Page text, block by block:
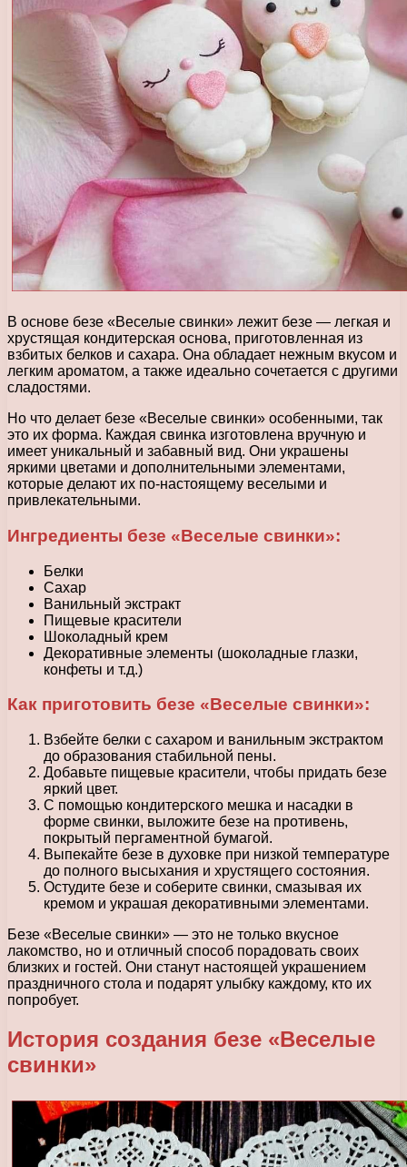
В основе безе «Веселые свинки» лежит безе — легкая и
хрустящая кондитерская основа, приготовленная из
взбитых белков и сахара. Она обладает нежным вкусом и
легким ароматом, а также идеально сочетается с другими
сладостями.
Но что делает безе «Веселые свинки» особенными, так
это их форма. Каждая свинка изготовлена вручную и
имеет уникальный и забавный вид. Они украшены
яркими цветами и дополнительными элементами,
которые делают их по-настоящему веселыми и
привлекательными.
Ингредиенты безе «Веселые свинки»:
Белки
Сахар
Ванильный экстракт
Пищевые красители
Шоколадный крем
Декоративные элементы (шоколадные глазки,
конфеты и т.д.)
Как приготовить безе «Веселые свинки»:
Взбейте белки с сахаром и ванильным экстрактом
до образования стабильной пены.
Добавьте пищевые красители, чтобы придать безе
яркий цвет.
С помощью кондитерского мешка и насадки в
форме свинки, выложите безе на противень,
покрытый пергаментной бумагой.
Выпекайте безе в духовке при низкой температуре
до полного высыхания и хрустящего состояния.
Остудите безе и соберите свинки, смазывая их
кремом и украшая декоративными элементами.
Безе «Веселые свинки» — это не только вкусное
лакомство, но и отличный способ порадовать своих
близких и гостей. Они станут настоящей украшением
праздничного стола и подарят улыбку каждому, кто их
попробует.
История создания безе «Веселые
свинки»